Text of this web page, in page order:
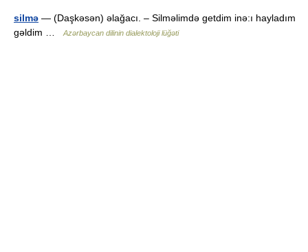
silmə — (Daşkəsən) əlağacı. – Silməlimdə getdim inə:ı hayladım
gəldim …
Azərbaycan dilinin dialektoloji lüğəti